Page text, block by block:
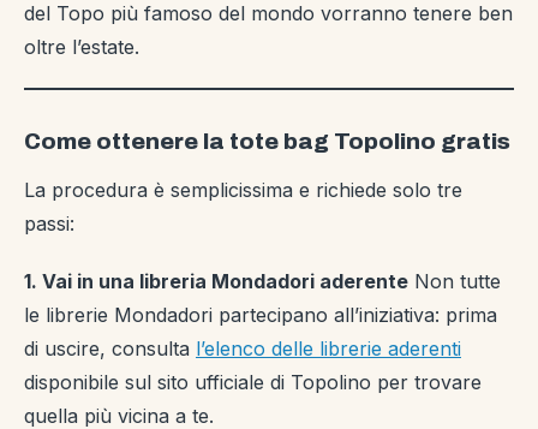
del Topo più famoso del mondo vorranno tenere ben
oltre l’estate.
Come ottenere la tote bag Topolino gratis
La procedura è semplicissima e richiede solo tre
passi:
1. Vai in una libreria Mondadori aderente Non tutte
le librerie Mondadori partecipano all’iniziativa: prima
di uscire, consulta l’elenco delle librerie aderenti
disponibile sul sito ufficiale di Topolino per trovare
quella più vicina a te.